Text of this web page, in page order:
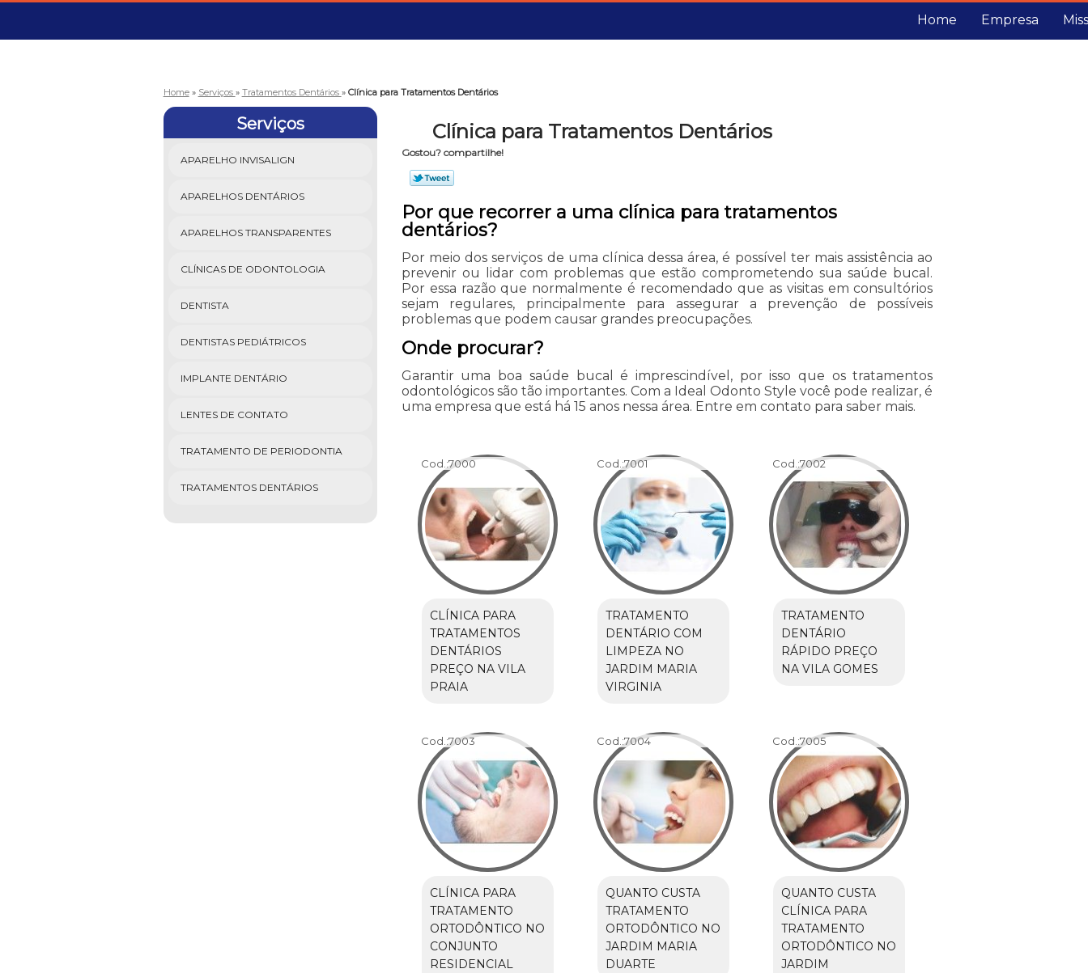
Home Empresa
Home » Serviços » Tratamentos Dentários » Clínica para Tratamentos Dentários
Serviços
APARELHO INVISALIGN
APARELHOS DENTÁRIOS
APARELHOS TRANSPARENTES
CLÍNICAS DE ODONTOLOGIA
DENTISTA
DENTISTAS PEDIÁTRICOS
IMPLANTE DENTÁRIO
LENTES DE CONTATO
TRATAMENTO DE PERIODONTIA
TRATAMENTOS DENTÁRIOS
Clínica para Tratamentos Dentários
Gostou? compartilhe!
Por que recorrer a uma clínica para tratamentos
dentários?
Por meio dos serviços de uma clínica dessa área, é possível ter mais assistência ao
prevenir ou lidar com problemas que estão comprometendo sua saúde bucal.
Por essa razão que normalmente é recomendado que as visitas em consultórios
sejam regulares, principalmente para assegurar a prevenção de possíveis
problemas que podem causar grandes preocupações.
Onde procurar?
Garantir uma boa saúde bucal é imprescindível, por isso que os tratamentos
odontológicos são tão importantes. Com a Ideal Odonto Style você pode realizar, é
uma empresa que está há 15 anos nessa área. Entre em contato para saber mais.
Cod.:7000
CLÍNICA PARA
TRATAMENTOS
DENTÁRIOS
PREÇO NA VILA
PRAIA
Cod.:7001
TRATAMENTO
DENTÁRIO COM
LIMPEZA NO
JARDIM MARIA
VIRGINIA
Cod.:7002
TRATAMENTO
DENTÁRIO
RÁPIDO PREÇO
NA VILA GOMES
Cod.:7003
CLÍNICA PARA
TRATAMENTO
ORTODÔNTICO NO
CONJUNTO
RESIDENCIAL
Cod.:7004
QUANTO CUSTA
TRATAMENTO
ORTODÔNTICO NO
JARDIM MARIA
DUARTE
Cod.:7005
QUANTO CUSTA
CLÍNICA PARA
TRATAMENTO
ORTODÔNTICO NO
JARDIM